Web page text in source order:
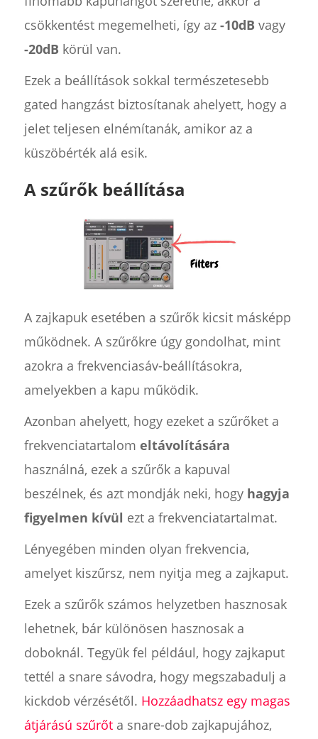
csökkentést megemelheti, így az -10dB vagy
-20dB körül van.
Ezek a beállítások sokkal természetesebb
gated hangzást biztosítanak ahelyett, hogy a
jelet teljesen elnémítanák, amikor az a
küszöbérték alá esik.
A szűrők beállítása
A zajkapuk esetében a szűrők kicsit másképp
működnek. A szűrőkre úgy gondolhat, mint
azokra a frekvenciasáv-beállításokra,
amelyekben a kapu működik.
Azonban ahelyett, hogy ezeket a szűrőket a
frekvenciatartalom eltávolítására
használná, ezek a szűrők a kapuval
beszélnek, és azt mondják neki, hogy hagyja
figyelmen kívül ezt a frekvenciatartalmat.
Lényegében minden olyan frekvencia,
amelyet kiszűrsz, nem nyitja meg a zajkaput.
Ezek a szűrők számos helyzetben hasznosak
lehetnek, bár különösen hasznosak a
doboknál. Tegyük fel például, hogy zajkaput
tettél a snare sávodra, hogy megszabadulj a
kickdob vérzésétől. Hozzáadhatsz egy magas
átjárású szűrőta snare-dob zajkapujához,